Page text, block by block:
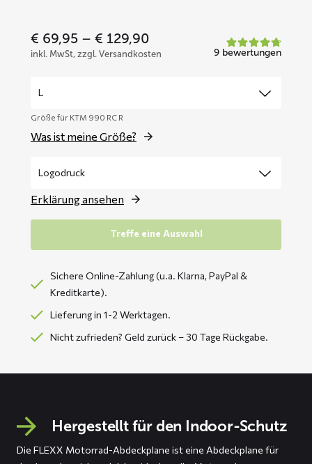
€ 69,95 – € 129,90
range:
inkl. MwSt, zzgl. Versandkosten 9 bewertungen
Größe für KTM 990 RC R
Was ist meine Größe?
Erklärung ansehen
Treffe eine Auswahl
Sichere Online-Zahlung (u.a. Klarna, PayPal &
Kreditkarte).
Lieferung in 1-2 Werktagen.
Nicht zufrieden? Geld zurück – 30 Tage Rückgabe.
Hergestellt für den Indoor-Schutz
Die FLEXX Motorrad-Abdeckplane ist eine Abdeckplane für